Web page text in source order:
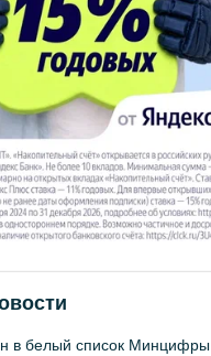
в белый список Минцифры